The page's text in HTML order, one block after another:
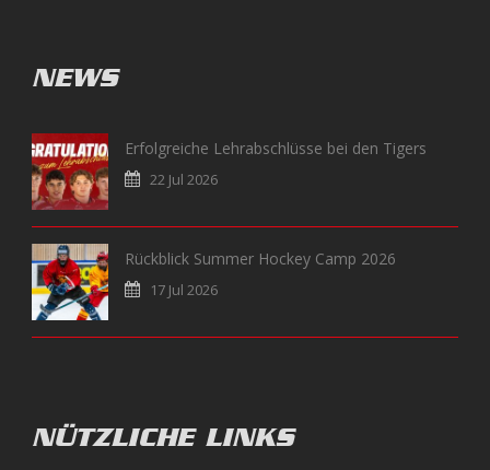
NEWS
Erfolgreiche Lehrabschlüsse bei den Tigers
22 Jul 2026
Rückblick Summer Hockey Camp 2026
17 Jul 2026
NÜTZLICHE LINKS